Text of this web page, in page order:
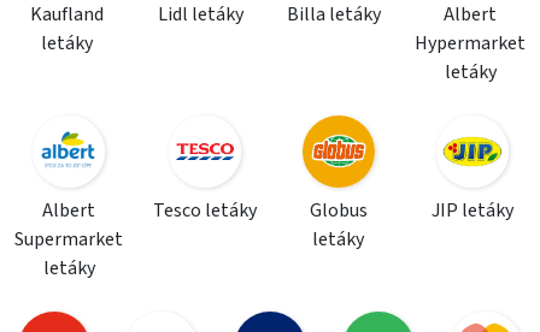
Kaufland
letáky
Lidl letáky Billa letáky
Albert
Hypermarket
letáky
Albert
Supermarket
letáky
Tesco letáky
Globus
letáky
JIP letáky